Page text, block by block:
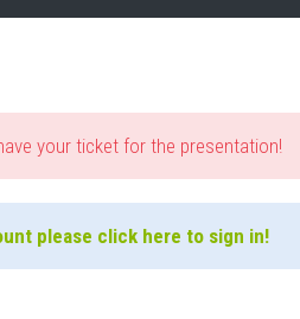
your ticket for the presentation!
please click here to sign in!